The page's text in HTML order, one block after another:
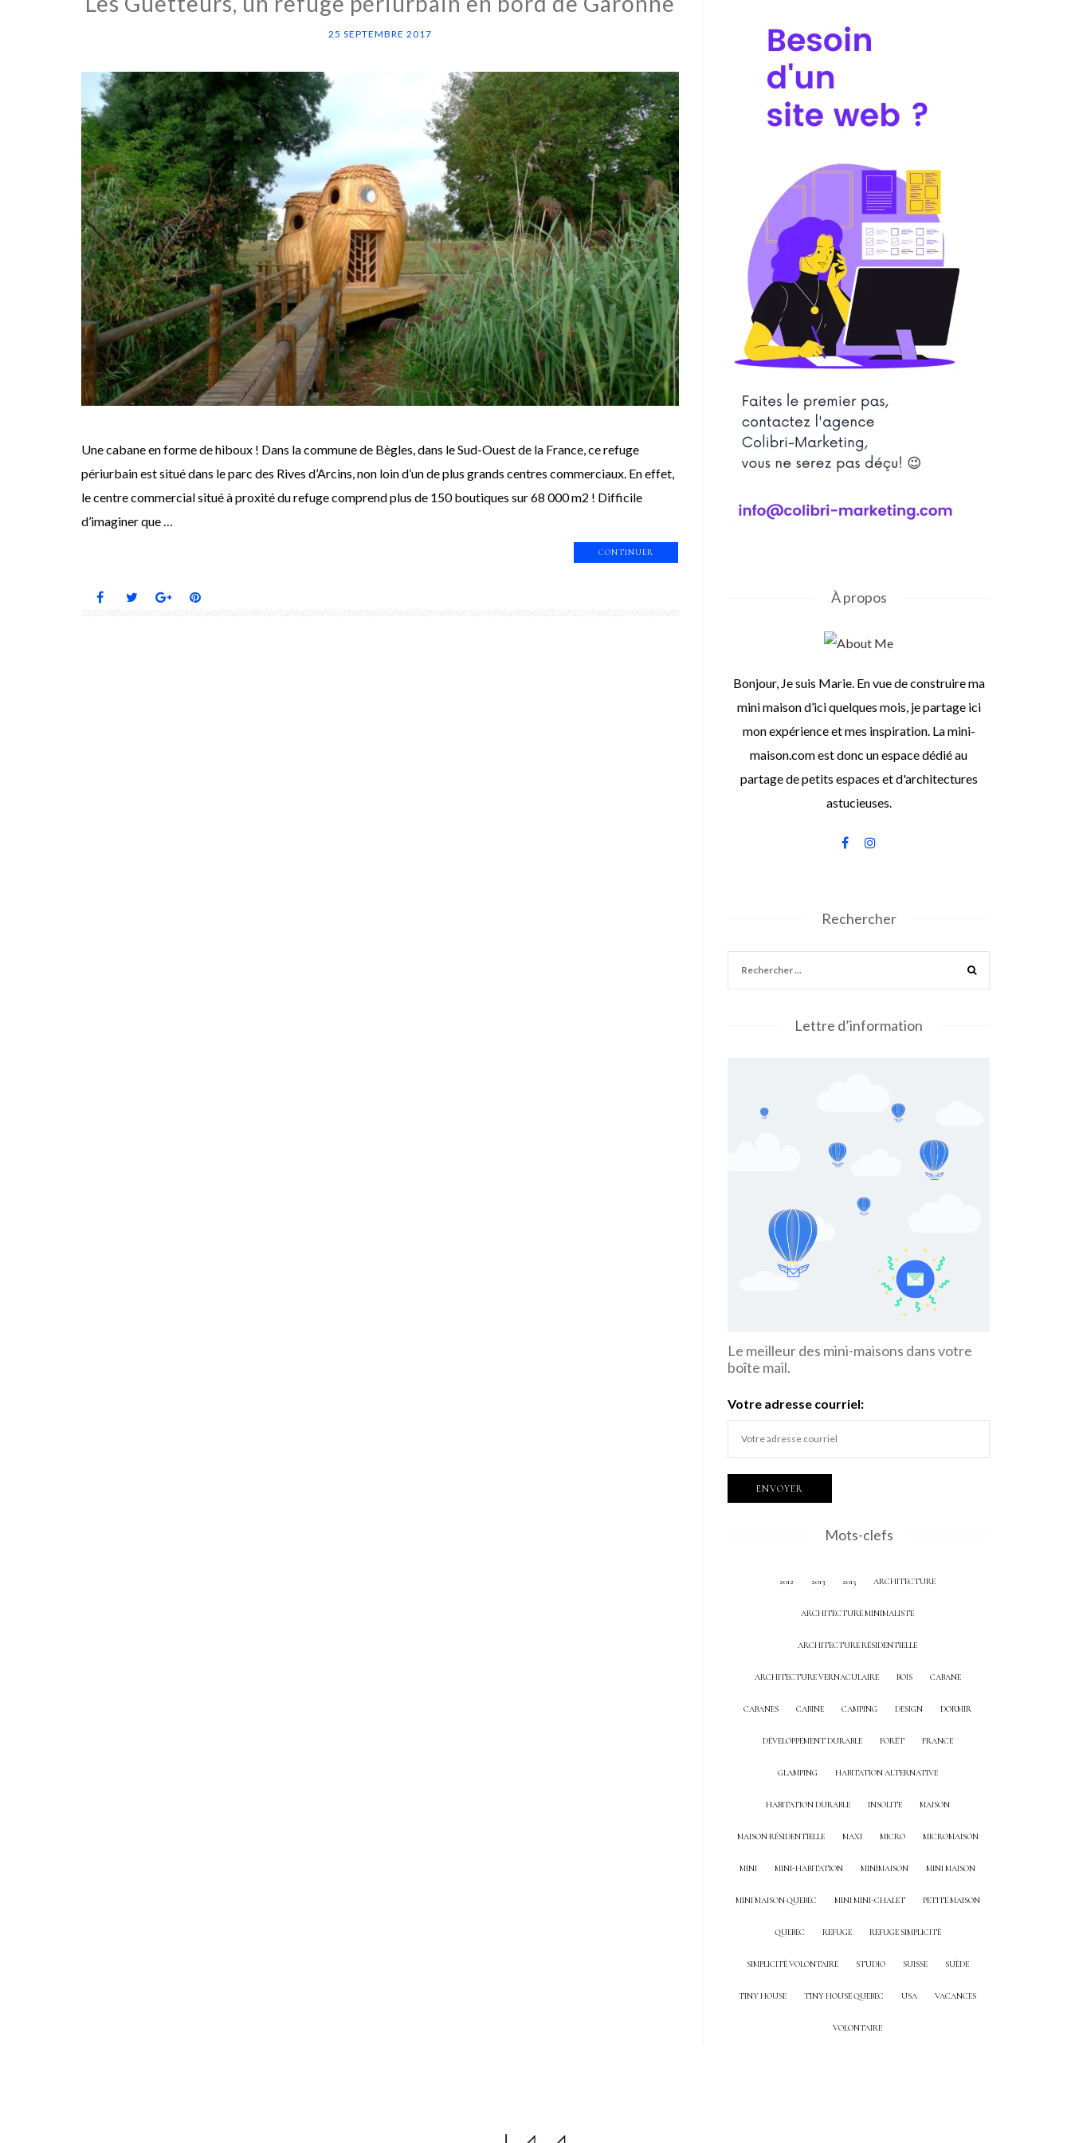
25 SEPTEMBRE 2017
Une cabane en forme de hiboux ! Dans la commune de Bègles, dans le Sud-Ouest de la France, ce refuge
périurbain est situé dans le parc des Rives d’Arcins, non loin d’un de plus grands centres commerciaux. En effet,
le centre commercial situé à proxité du refuge comprend plus de 150 boutiques sur 68 000 m2 ! Difficile
d’imaginer que …
CONTINUER
À propos
Bonjour, Je suis Marie. En vue de construire ma
mini maison d’ici quelques mois, je partage ici
mon expérience et mes inspiration. La mini-
maison.com est donc un espace dédié au
partage de petits espaces et d'architectures
astucieuses.
Rechercher
Lettre d’information
Le meilleur des mini-maisons dans votre
boîte mail.
Votre adresse courriel:
Mots-clefs
2012 2013 2015 ARCHITECTURE
ARCHITECTURE MINIMALISTE
ARCHITECTURE RÉSIDENTIELLE
ARCHITECTURE VERNACULAIRE BOIS CABANE
CABANES CABINE CAMPING DESIGN DORMIR
DÉVELOPPEMENT DURABLE FORÊT FRANCE
GLAMPING HABITATION ALTERNATIVE
HABITATION DURABLE INSOLITE MAISON
MAISON RÉSIDENTIELLE MAXI MICRO MICROMAISON
MINI MINI-HABITATION MINIMAISON MINI MAISON
MINI MAISON QUEBEC MINI MINI-CHALET PETITE MAISON
QUEBEC REFUGE REFUGE SIMPLICITÉ
SIMPLICITÉ VOLONTAIRE STUDIO SUISSE SUÈDE
TINY HOUSE TINY HOUSE QUEBEC USA VACANCES
VOLONTAIRE